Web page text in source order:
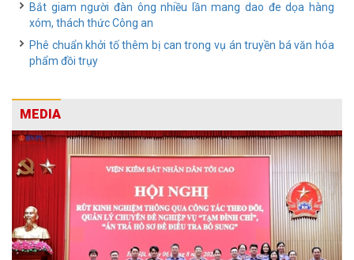
Bắt giam người đàn ông nhiều lần mang dao đe dọa hàng
xóm, thách thức Công an
Phê chuẩn khởi tố thêm bị can trong vụ án truyền bá văn hóa
phẩm đồi trụy
MEDIA